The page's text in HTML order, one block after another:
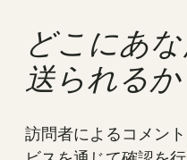
どこにあ
送られるか
訪問者によるコメン